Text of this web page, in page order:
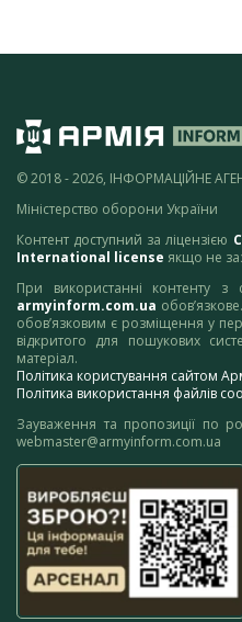
© 2018 - 2026, ІНФОРМАЦІЙНЕ
Міністерство оборони України
Контент доступний за ліцензією
International license якщо не
При використанні контенту
armyinform.com.ua
обов’язковим є розміщення у
відкритого для пошукових
матеріал.
Політика користування сайтом
Політика використання файлів
Зауваження та пропозиції по
webmaster@armyinform.com.ua